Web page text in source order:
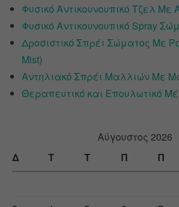
Φυσικό Αντικουνουπικό Τζελ Με
Φυσικό Αντικουνουπικό Spray
Δροσιστικό Σπρέι Σώματος Με
Mist)
Αντηλιακό Σπρέι Μαλλιών Με
Θεραπευτικό και Επουλωτικό
Αύγουστος 2026
Δ
Τ Τ Π Π